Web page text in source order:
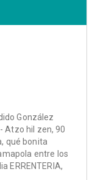
González
Atzo hil zen, 90
qué bonita
entre los
ERRENTERIA,